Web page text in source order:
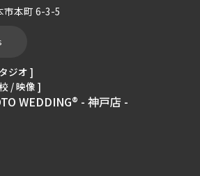
市本町 6-3-5
ジオ ]
/ 映像 ]
WEDDING® - 神戸店 -